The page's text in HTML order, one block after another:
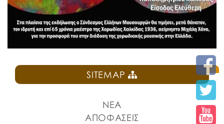
SITEMAP
ΝΕΑ
ΑΠΟΦΑΣΕΙΣ